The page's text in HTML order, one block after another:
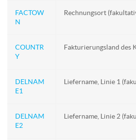
FACTOW
N
Rechnungsort
COUNTR
Y
Fakturierungsland des
DELNAM
E1
Liefername, Linie 1
DELNAM
E2
Liefername, Linie 2